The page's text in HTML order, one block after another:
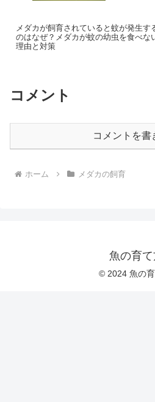
メダカが飼育されていると蚊が発生す
のはなぜ？メダカが蚊の幼虫を食べな
理由と対策
コメント
コメントを書
ホーム メダカの飼育
魚の育
© 2024 魚の